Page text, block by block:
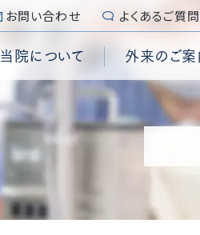
お問い合わせ よくあるご質問
当院について 外来のご案
病院概要
院長挨拶
理念・沿革
医療講演
入院手続き
入院費用
内科
心臓血管外科
外科
頭頸部外科
小児科
看護部
薬剤部
放射線科コメディカル
臨床検査科コメディカル
臨床工学科
心臓病センター
SHDセンター
低侵襲心臓手術センター
大動脈センター
不整脈センター